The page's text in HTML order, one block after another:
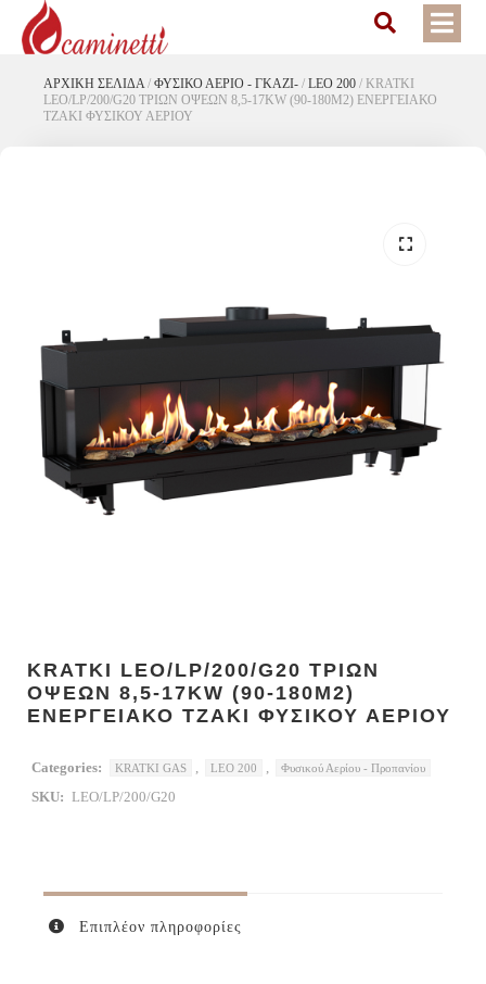
ΑΡΧΙΚΉ ΣΕΛΊΔΑ / ΦΥΣΙΚΟ ΑΕΡΙΟ - ΓΚΑΖΙ- / LEO 200 / KRATKI
LEO/LP/200/G20 ΤΡΙΩΝ ΟΨΕΩΝ 8,5-17KW (90-180M2) ΕΝΕΡΓΕΙΑΚΟ
ΤΖΑΚΙ ΦΥΣΙΚΟΥ ΑΕΡΙΟΥ
KRATKI LEO/LP/200/G20 ΤΡΙΩΝ
ΟΨΕΩΝ 8,5-17KW (90-180M2)
ΕΝΕΡΓΕΙΑΚΟ ΤΖΑΚΙ ΦΥΣΙΚΟΥ ΑΕΡΙΟΥ
Categories: KRATKI GAS , LEO 200 , Φυσικού Αερίου - Προπανίου
SKU: LEO/LP/200/G20
Επιπλέον πληροφορίες